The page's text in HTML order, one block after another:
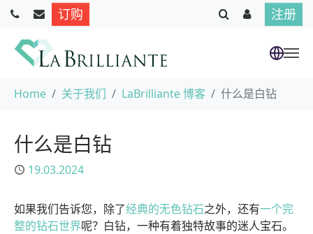
跳到主要内容
订购 注册
当前位置：
Home 关于我们 LaBrilliante 博客 什么是白钻
什么是白钻
已发布
19.03.2024
如果我们告诉您，除了经典的无色钻石之外，还有一个完
整的钻石世界呢？白钻，一种有着独特故事的迷人宝石。